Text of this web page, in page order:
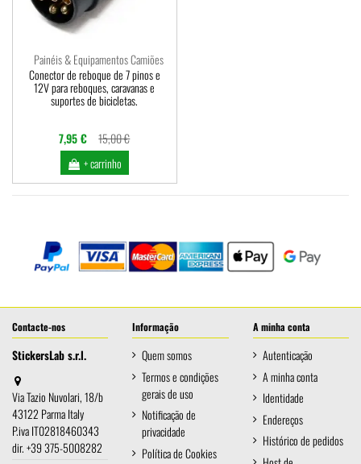
Painéis & Equipamentos Camiões
Conector de reboque de 7 pinos e
12V para reboques, caravanas e
suportes de bicicletas.
7,95 €
15,00 €
+ carrinho
Contacte-nos
StickersLab s.r.l.
Via Tazio Nuvolari, 18/b
43122 Parma Italy
P.iva IT02818460343
dir. +39 375-5008282
Informação
Quem somos
Termos e condições
gerais de uso
Notificação de
privacidade
Política de Cookies
A minha conta
Autenticação
A minha conta
Identidade
Endereços
Histórico de pedidos